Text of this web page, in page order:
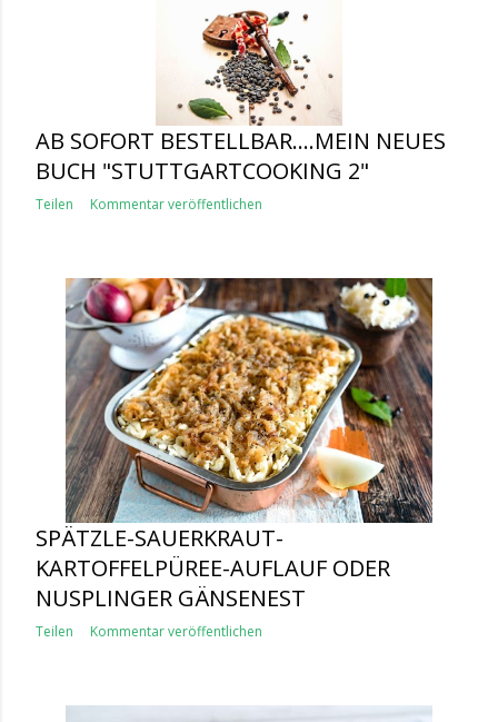
AB SOFORT BESTELLBAR....MEIN NEUES
BUCH "STUTTGARTCOOKING 2"
Teilen Kommentar veröffentlichen
SPÄTZLE-SAUERKRAUT-
KARTOFFELPÜREE-AUFLAUF ODER
NUSPLINGER GÄNSENEST
Teilen Kommentar veröffentlichen